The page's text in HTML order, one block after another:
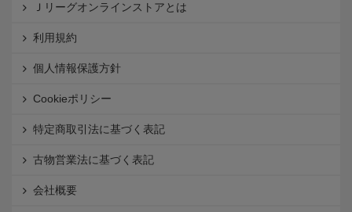
Ｊリーグオンラインストアとは
利用規約
個人情報保護方針
Cookieポリシー
特定商取引法に基づく表記
古物営業法に基づく表記
会社概要